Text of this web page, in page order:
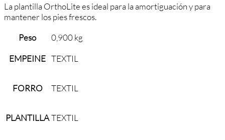
La plantilla OrthoLite es ideal para la amortiguación y para
mantener los pies frescos.
Peso
0,900 kg
EMPEINE TEXTIL
FORRO TEXTIL
PLANTILLATEXTIL